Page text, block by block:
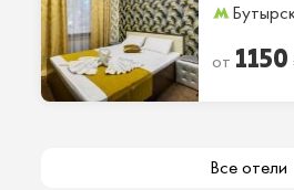
от 1150
Все отели